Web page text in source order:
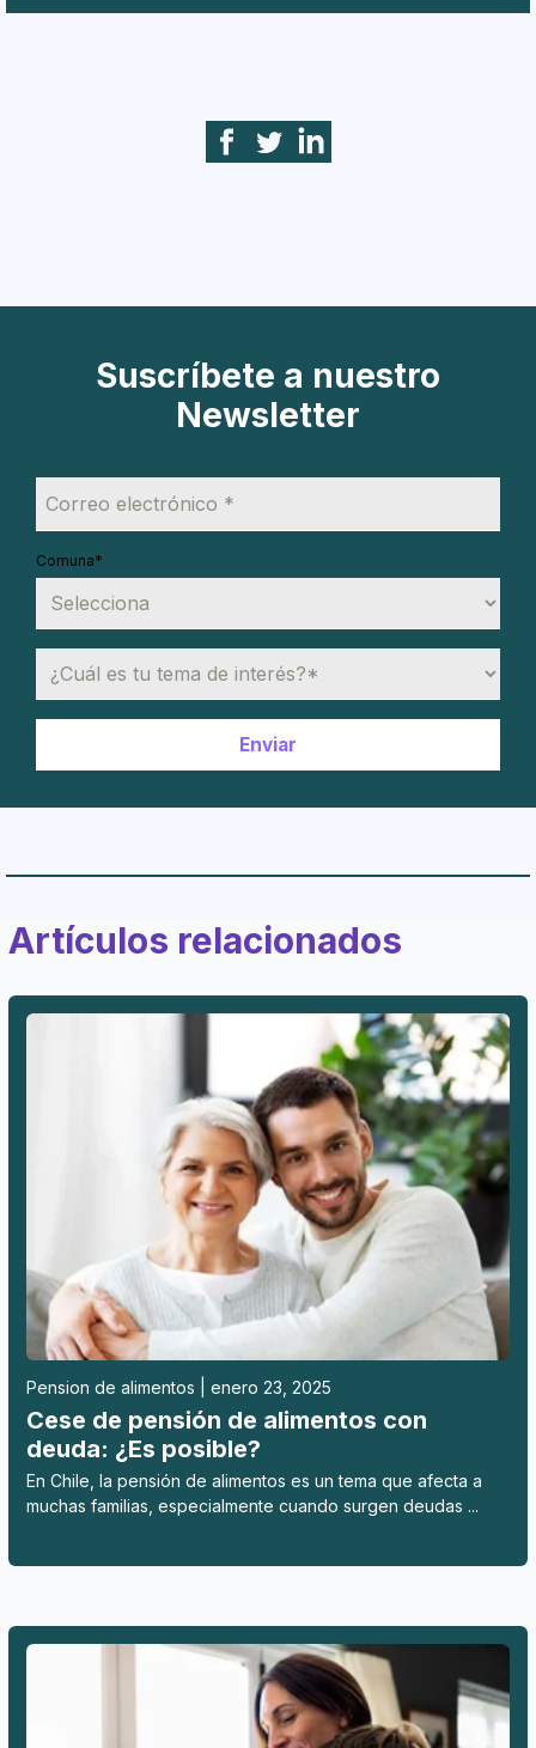
Suscríbete a nuestro
Newsletter
Comuna*
Artículos relacionados
Pension de alimentos | enero 23, 2025
Cese de pensión de alimentos con
deuda: ¿Es posible?
En Chile, la pensión de alimentos es un tema que afecta a
muchas familias, especialmente cuando surgen deudas ...